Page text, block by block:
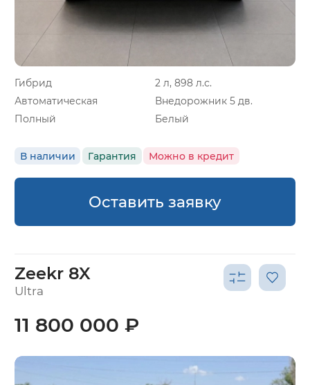
Гибрид
2 л, 898 л.с.
Автоматическая
Внедорожник 5 дв.
Полный
Белый
В наличии Гарантия Можно в кредит
Оставить заявку
Zeekr 8X
Ultra
11 800 000 ₽